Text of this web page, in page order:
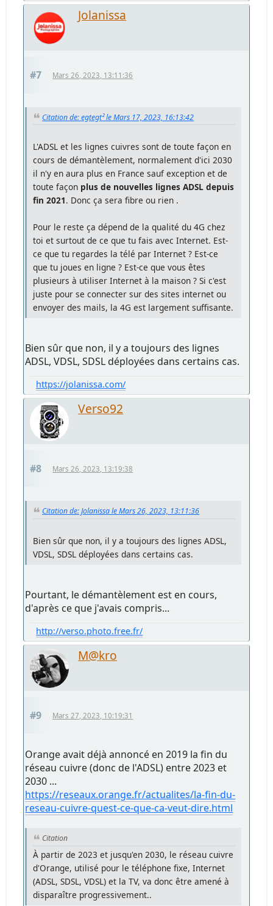
Jolanissa
#7 Mars 26, 2023, 13:11:36
Citation de: egtegt² le Mars 17, 2023, 16:13:42
L'ADSL et les lignes cuivres sont de toute façon en
cours de démantèlement, normalement d'ici 2030
il n'y en aura plus en France sauf exception et de
toute façon plus de nouvelles lignes ADSL depuis
fin 2021. Donc ça sera fibre ou rien .
Pour le reste ça dépend de la qualité du 4G chez
toi et surtout de ce que tu fais avec Internet. Est-
ce que tu regardes la télé par Internet ? Est-ce
que tu joues en ligne ? Est-ce que vous êtes
plusieurs à utiliser Internet à la maison ? Si c'est
juste pour se connecter sur des sites internet ou
envoyer des mails, la 4G est largement suffisante.
Bien sûr que non, il y a toujours des lignes
ADSL, VDSL, SDSL déployées dans certains cas.
https://jolanissa.com/
Verso92
#8 Mars 26, 2023, 13:19:38
Citation de: Jolanissa le Mars 26, 2023, 13:11:36
Bien sûr que non, il y a toujours des lignes ADSL,
VDSL, SDSL déployées dans certains cas.
Pourtant, le démantèlement est en cours,
d'après ce que j'avais compris...
http://verso.photo.free.fr/
M@kro
#9 Mars 27, 2023, 10:19:31
Orange avait déjà annoncé en 2019 la fin du
réseau cuivre (donc de l'ADSL) entre 2023 et
2030 ...
https://reseaux.orange.fr/actualites/la-fin-du-
reseau-cuivre-quest-ce-que-ca-veut-dire.html
Citation
À partir de 2023 et jusqu'en 2030, le réseau cuivre
d'Orange, utilisé pour le téléphone fixe, Internet
(ADSL, SDSL, VDSL) et la TV, va donc être amené à
disparaître progressivement..